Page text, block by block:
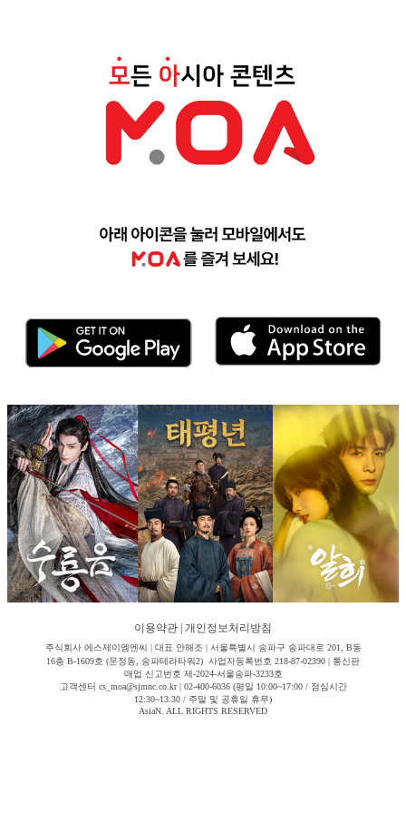
이용약관 개인정보처리방침
주식회사 에스제이엠엔씨 | 대표 안해조 | 서울특별시 송파구 송파대로 201, B동
16층 B-1609호 (문정동, 송파테라타워2) 사업자등록번호 218-87-02390 | 통신판
매업 신고번호 제-2024-서울송파-3233호
고객센터 cs_moa@sjmnc.co.kr | 02-400-6036 (평일 10:00~17:00 / 점심시간
12:30~13:30 / 주말 및 공휴일 휴무)
AsiaN. ALL RIGHTS RESERVED